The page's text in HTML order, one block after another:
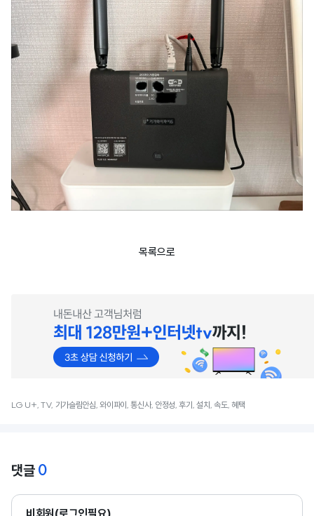
목록으로
LG U+, TV, 기가슬림안심, 와이파이, 통신사, 안정성, 후기, 설치, 속도, 혜택
댓글 0